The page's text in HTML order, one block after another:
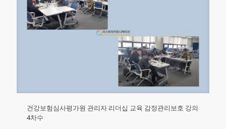
건강보험심사평가원 관리자 리더십 교육 감정관리보호 강의
4차수